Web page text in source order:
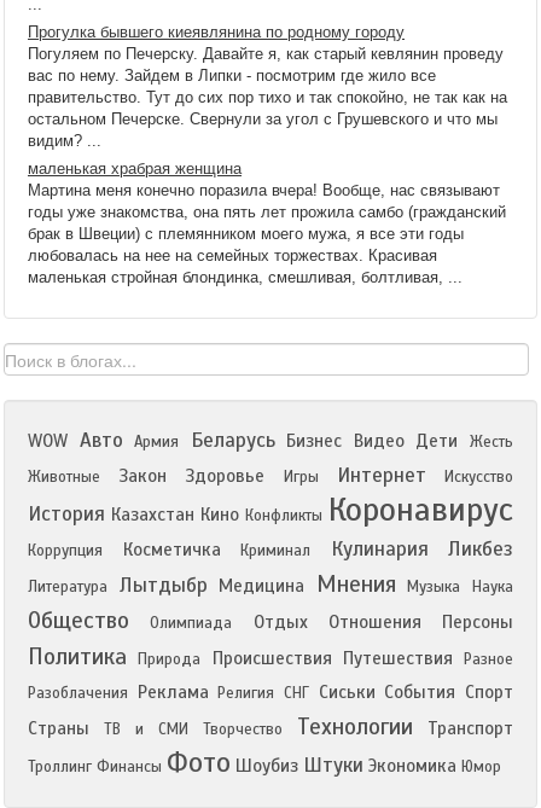
...
Прогулка бывшего киеявлянина по родному городу
Погуляем по Печерску. Давайте я, как старый кевлянин проведу
вас по нему. Зайдем в Липки - посмотрим где жило все
правительство. Тут до сих пор тихо и так спокойно, не так как на
остальном Печерске. Свернули за угол с Грушевского и что мы
видим? ...
маленькая храбрая женщина
Мартина меня конечно поразила вчера! Вообще, нас связывают
годы уже знакомства, она пять лет прожила самбо (гражданский
брак в Швеции) с племянником моего мужа, я все эти годы
любовалась на нее на семейных торжествах. Красивая
маленькая стройная блондинка, смешливая, болтливая, ...
WOW Авто Армия Беларусь Бизнес Видео Дети
Жесть
Животные
Закон Здоровье Игры Интернет Искусство
История Казахстан Кино Конфликты Коронавирус
Коррупция Косметичка Криминал Кулинария Ликбез
Литература Лытдыбр Медицина Мнения Музыка Наука
Общество Олимпиада Отдых Отношения Персоны
Политика Природа Происшествия Путешествия
Разное
Разоблачения
Реклама Религия СНГ Сиськи События Спорт
Страны
ТВ и СМИ Творчество Технологии Транспорт
Троллинг Финансы Фото Шоубиз Штуки Экономика Юмор